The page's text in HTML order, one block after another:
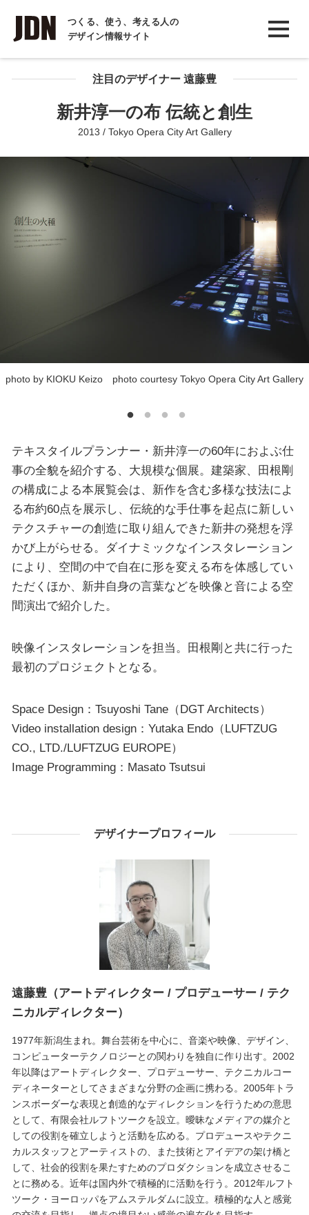
つくる、使う、考える人の
デザイン情報サイト
INTERVIEW
インタビュー
REPORT
COLUMN
注目のデザイナー 遠藤豊
新井淳一の布 伝統と創生
2013 / Tokyo Opera City Art Gallery
photo by KIOKU Keizo photo courtesy Tokyo Opera City Art Gallery
テキスタイルプランナー・新井淳一の60年におよぶ仕
事の全貌を紹介する、大規模な個展。建築家、田根剛
の構成による本展覧会は、新作を含む多様な技法によ
る布約60点を展示し、伝統的な手仕事を起点に新しい
テクスチャーの創造に取り組んできた新井の発想を浮
かび上がらせる。ダイナミックなインスタレーション
により、空間の中で自在に形を変える布を体感してい
ただくほか、新井自身の言葉などを映像と音による空
間演出で紹介した。
映像インスタレーションを担当。田根剛と共に行った
最初のプロジェクトとなる。
Space Design：Tsuyoshi Tane（DGT Architects）
Video installation design：Yutaka Endo（LUFTZUG
CO., LTD./LUFTZUG EUROPE）
Image Programming：Masato Tsutsui
デザイナープロフィール
遠藤豊（アートディレクター / プロデューサー / テク
ニカルディレクター）
1977年新潟生まれ。舞台芸術を中心に、音楽や映像、デザイン、
コンピューターテクノロジーとの関わりを独自に作り出す。2002
年以降はアートディレクター、プロデューサー、テクニカルコー
ディネーターとしてさまざまな分野の企画に携わる。2005年トラ
ンスボーダーな表現と創造的なディレクションを行うための意思
として、有限会社ルフトツークを設立。曖昧なメディアの媒介と
しての役割を確立しようと活動を広める。プロデュースやテクニ
カルスタッフとアーティストの、また技術とアイデアの架け橋と
して、社会的役割を果たすためのプロダクションを成立させるこ
とに務める。近年は国内外で積極的に活動を行う。2012年ルフト
ツーク・ヨーロッパをアムステルダムに設立。積極的な人と感覚